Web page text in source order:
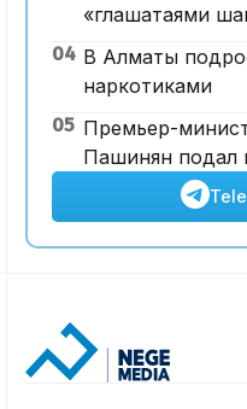
«глашатаями
04 В Алматы
наркотиками
05 Премьер-
Пашинян подал